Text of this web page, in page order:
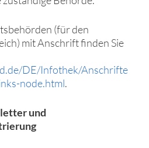
(für den
mit Anschrift finden Sie
DE/Infothek/Anschrifte
node.html.
und